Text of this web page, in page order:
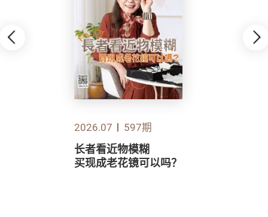
2026.07 597期
长者看近物模糊
买现成老花镜可以吗？